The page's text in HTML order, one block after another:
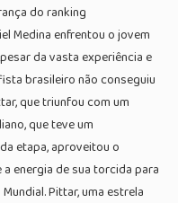
do ranking
Medina enfrentou o jovem
da vasta experiência e
brasileiro não conseguiu
que triunfou com um
que teve um
etapa, aproveitou o
energia de sua torcida para
Pittar, uma estrela